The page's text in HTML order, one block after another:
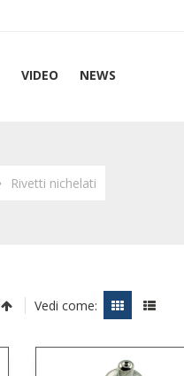
VIDEO
NEWS
Rivetti nichelati
Vedi come: